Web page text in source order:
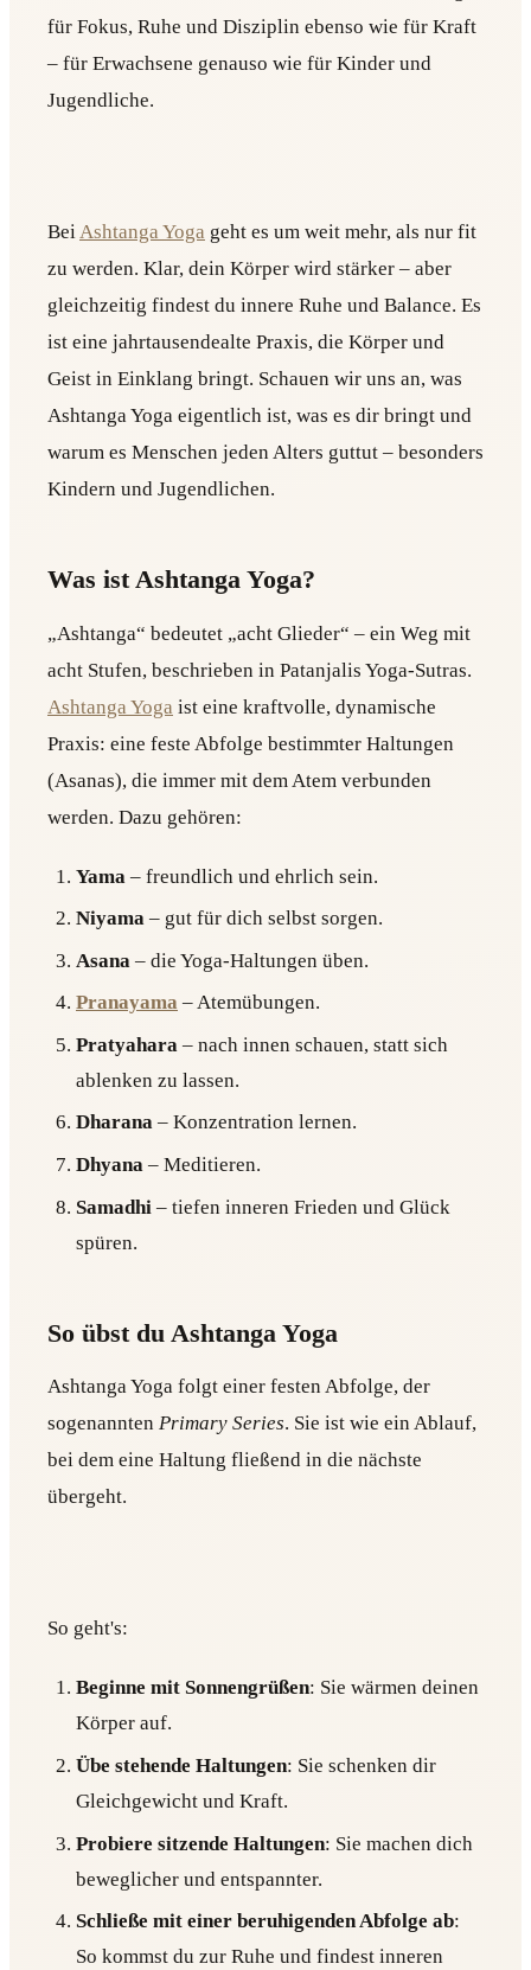
für Fokus, Ruhe und Disziplin ebenso wie für Kraft
– für Erwachsene genauso wie für Kinder und
Jugendliche.
Bei Ashtanga Yoga geht es um weit mehr, als nur fit
zu werden. Klar, dein Körper wird stärker – aber
gleichzeitig findest du innere Ruhe und Balance. Es
ist eine jahrtausendealte Praxis, die Körper und
Geist in Einklang bringt. Schauen wir uns an, was
Ashtanga Yoga eigentlich ist, was es dir bringt und
warum es Menschen jeden Alters guttut – besonders
Kindern und Jugendlichen.
Was ist Ashtanga Yoga?
„Ashtanga“ bedeutet „acht Glieder“ – ein Weg mit
acht Stufen, beschrieben in Patanjalis Yoga-Sutras.
Ashtanga Yoga ist eine kraftvolle, dynamische
Praxis: eine feste Abfolge bestimmter Haltungen
(Asanas), die immer mit dem Atem verbunden
werden. Dazu gehören:
Yama – freundlich und ehrlich sein.
Niyama – gut für dich selbst sorgen.
Asana – die Yoga-Haltungen üben.
Pranayama – Atemübungen.
Pratyahara – nach innen schauen, statt sich
ablenken zu lassen.
Dharana – Konzentration lernen.
Dhyana – Meditieren.
Samadhi – tiefen inneren Frieden und Glück
spüren.
So übst du Ashtanga Yoga
Ashtanga Yoga folgt einer festen Abfolge, der
sogenannten Primary Series. Sie ist wie ein Ablauf,
bei dem eine Haltung fließend in die nächste
übergeht.
So geht's:
Beginne mit Sonnengrüßen: Sie wärmen deinen
Körper auf.
Übe stehende Haltungen: Sie schenken dir
Gleichgewicht und Kraft.
Probiere sitzende Haltungen: Sie machen dich
beweglicher und entspannter.
Schließe mit einer beruhigenden Abfolge ab:
So kommst du zur Ruhe und findest inneren